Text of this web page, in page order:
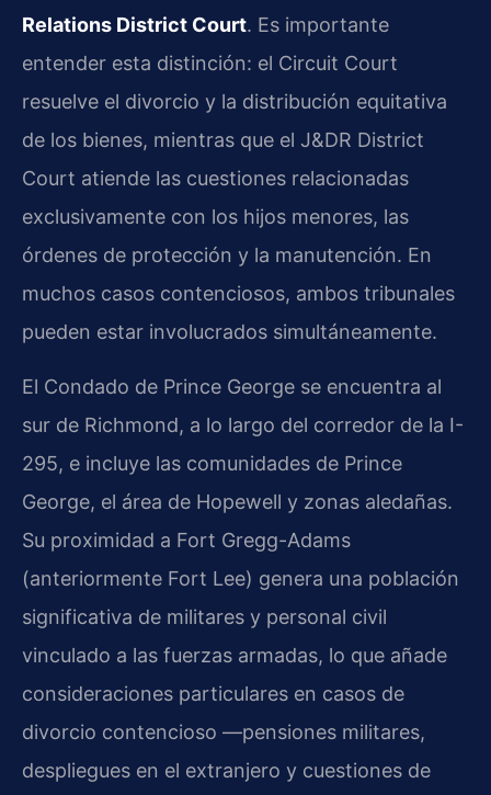
Relations District Court. Es importante
entender esta distinción: el Circuit Court
resuelve el divorcio y la distribución equitativa
de los bienes, mientras que el J&DR District
Court atiende las cuestiones relacionadas
exclusivamente con los hijos menores, las
órdenes de protección y la manutención. En
muchos casos contenciosos, ambos tribunales
pueden estar involucrados simultáneamente.
El Condado de Prince George se encuentra al
sur de Richmond, a lo largo del corredor de la I-
295, e incluye las comunidades de Prince
George, el área de Hopewell y zonas aledañas.
Su proximidad a Fort Gregg-Adams
(anteriormente Fort Lee) genera una población
significativa de militares y personal civil
vinculado a las fuerzas armadas, lo que añade
consideraciones particulares en casos de
divorcio contencioso —pensiones militares,
despliegues en el extranjero y cuestiones de